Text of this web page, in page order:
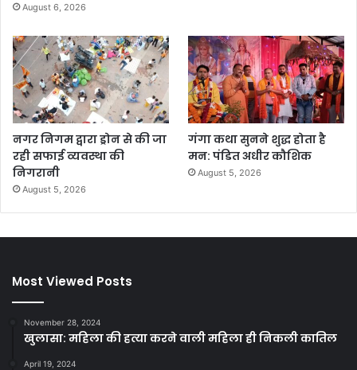
August 6, 2026
नगर निगम द्वारा ड्रोन से की जा
रही सफाई व्यवस्था की
निगरानी
August 5, 2026
गंगा कथा सुनने शुद्ध होता है
मन: पंडित अधीर कौशिक
August 5, 2026
Most Viewed Posts
November 28, 2024
खुलासा: महिला की हत्या करने वाली महिला ही निकली कातिल
April 19, 2024